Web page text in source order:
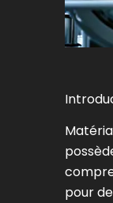
pour